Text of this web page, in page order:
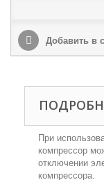
Добавить в
При
компрессор
отключении
компрессора.